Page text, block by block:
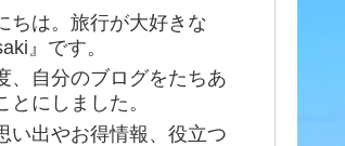
ちは。旅行が大好きな
』です。
、自分のブログをたちあ
とにしました。
い出やお得情報、役立つ